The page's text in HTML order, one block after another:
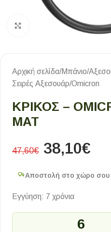
Κλικ για μεγέθυνση
Αρχική σελίδα/Μπάνιο/
Σειρές Αξεσουάρ/Omicron
ΚΡΙΚΟΣ –
ΜΑΤ
47,60€ 38,10€
Αποστολή στο χώρο σου
Εγγύηση: 7 χρόνια
6